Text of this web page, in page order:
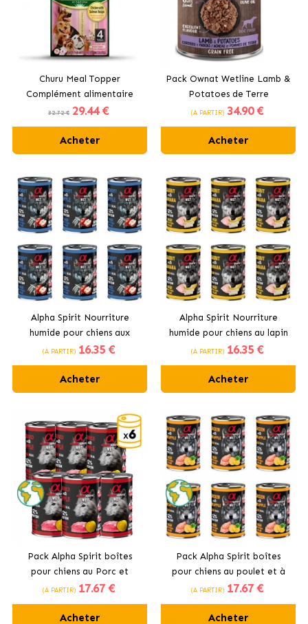
Churu Meal Topper
Complément alimentaire
pour chiens au poulet et
32.72 € 29.44 €
Acheter
Pack Ownat Wetline Lamb &
Potatoes de Terre
Nourriture Humide Pour
(À PARTIR) 34.90 €
Acheter
Alpha Spirit Nourriture
humide pour chiens aux
anchois et pomme
(À PARTIR) 16.35 €
Acheter
Alpha Spirit Nourriture
humide pour chiens au lapin
et banane
(À PARTIR) 16.35 €
Acheter
Pack Alpha Spirit boîtes
pour chiens au Porc et
Pommes
(À PARTIR) 17.67 €
Acheter
Pack Alpha Spirit boîtes
pour chiens au poulet et à
l'ananas
(À PARTIR) 17.67 €
Acheter